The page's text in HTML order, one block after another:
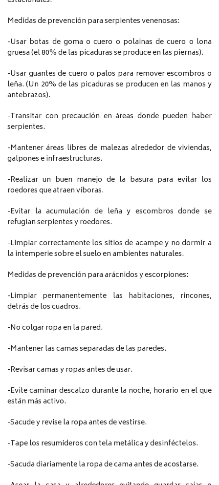
Medidas de prevención para serpientes venenosas:
-Usar botas de goma o cuero o polainas de cuero o lona
gruesa (el 80% de las picaduras se produce en las piernas).
-Usar guantes de cuero o palos para remover escombros o
leña. (Un 20% de las picaduras se producen en las manos y
antebrazos).
-Transitar con precaución en áreas donde pueden haber
serpientes.
-Mantener áreas libres de malezas alrededor de viviendas,
galpones e infraestructuras.
-Realizar un buen manejo de la basura para evitar los
roedores que atraen víboras.
-Evitar la acumulación de leña y escombros donde se
refugian serpientes y roedores.
-Limpiar correctamente los sitios de acampe y no dormir a
la intemperie sobre el suelo en ambientes naturales.
Medidas de prevención para arácnidos y escorpiones:
-Limpiar permanentemente las habitaciones, rincones,
detrás de los cuadros.
-No colgar ropa en la pared.
-Mantener las camas separadas de las paredes.
-Revisar camas y ropas antes de usar.
-Evite caminar descalzo durante la noche, horario en el que
están más activo.
-Sacude y revise la ropa antes de vestirse.
-Tape los resumideros con tela metálica y desinféctelos.
-Sacuda diariamente la ropa de cama antes de acostarse.